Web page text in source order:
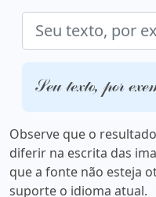
Seu texto, por
Observe que o
diferir na escrita das
que a fonte não esteja
suporte o idioma atual.